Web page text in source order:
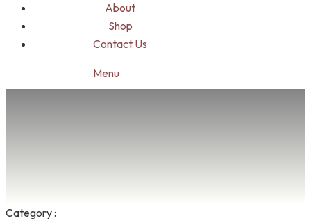
About
Shop
Contact Us
Menu
Category :